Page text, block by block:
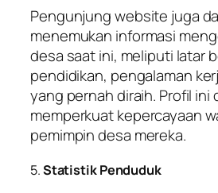
Pengunjung website juga
menemukan informasi
desa saat ini, meliputi latar
pendidikan, pengalaman
yang pernah diraih. Profil ini
memperkuat kepercayaan
pemimpin desa mereka.
5.Statistik Penduduk